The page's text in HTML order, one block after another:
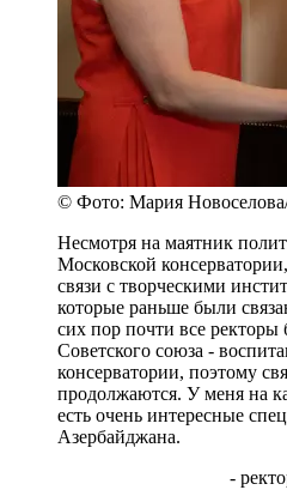
© Фото: Мария
Несмотря на маятник
Московской
связи с творческими
которые раньше были
сих пор почти все
Советского союза -
консерватории, поэтому
продолжаются. У меня на
есть очень интересные
Азербайджана.
-